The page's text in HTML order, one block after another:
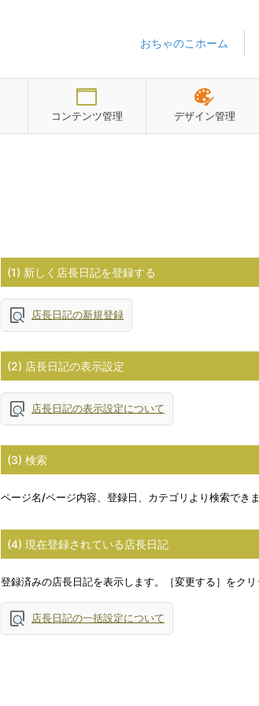
おちゃのこホーム
コンテンツ管理 デザイン管理
(1) 新しく店長日記を登録する
店長日記の新規登録
(2) 店長日記の表示設定
店長日記の表示設定について
(3) 検索
ページ名/ページ内容、登録日、カテゴリより検索できま
(4) 現在登録されている店長日記
登録済みの店長日記を表示します。［変更する］をクリ
店長日記の一括設定について